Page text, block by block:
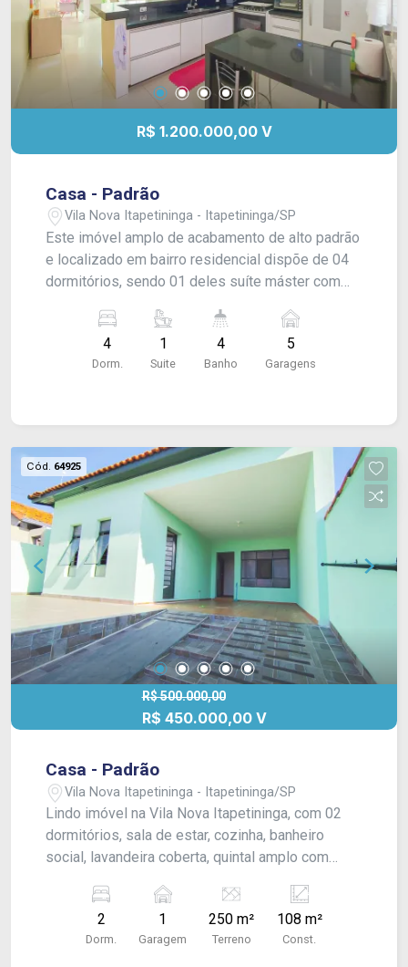
R$ 1.200.000,00 V
Casa - Padrão
Vila Nova Itapetininga - Itapetininga/SP
Este imóvel amplo de acabamento de alto padrão
e localizado em bairro residencial dispõe de 04
dormitórios, sendo 01 deles suíte máster com
Sala de estar ampla com pé direito alto, lavabo e
jardim de inverno/área de luz. Sala de jantar e
cozinha integradas e banheiro social. No subsolo,
Lavanderia fechado e quintal amplo com canil.
Garagem para 05 veículos, sendo 02 cobertos e
demais descobertos (além de portão
automático). Acabamento: Porcelanato:, piso frio,
gesso, modulados, blindex e iluminação em led.
4
Dorm.
1
Suite
4
Banho
5
Garagens
Cód. 64925
R$ 500.000,00
R$ 450.000,00 V
Casa - Padrão
Vila Nova Itapetininga - Itapetininga/SP
Lindo imóvel na Vila Nova Itapetininga, com 02
dormitórios, sala de estar, cozinha, banheiro
social, lavandeira coberta, quintal amplo com
banheiro externo, garagem para 01 veículo.
Acabamento: Piso frio, taco e laje.
2
Dorm.
1
Garagem
250 m²
Terreno
108 m²
Const.